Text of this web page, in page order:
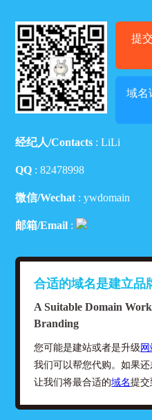
提
域名
经纪人/Contacts : LiLi
QQ :82478998
微信/Wechat : ywdomain
邮箱/Email :
合适的域名是建立品
A Suitable Domain
Branding
您可能是建站或者是升级
我们可以帮您代购。如果
让我们将最合适的域名提交